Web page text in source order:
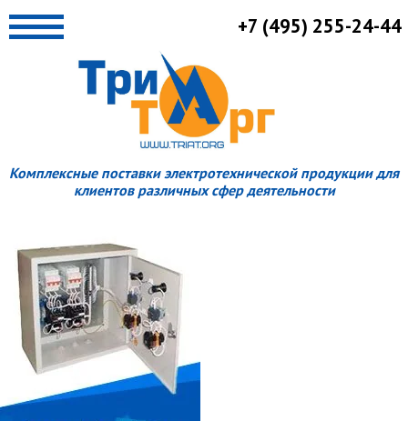
Комплексные поставки электротехнической продукции для
клиентов различных сфер деятельности
+7 (495) 255-24-44